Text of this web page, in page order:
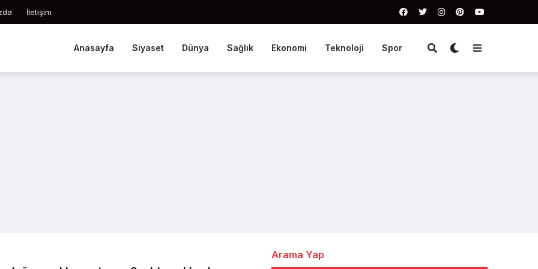
İletişim
Anasayfa Siyaset Dünya Sağlık Ekonomi Teknoloji Spor
Arama Yap